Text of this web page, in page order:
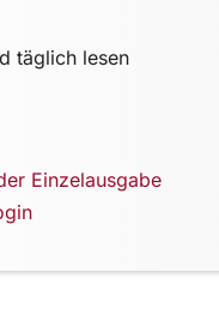
täglich lesen
Einzelausgabe